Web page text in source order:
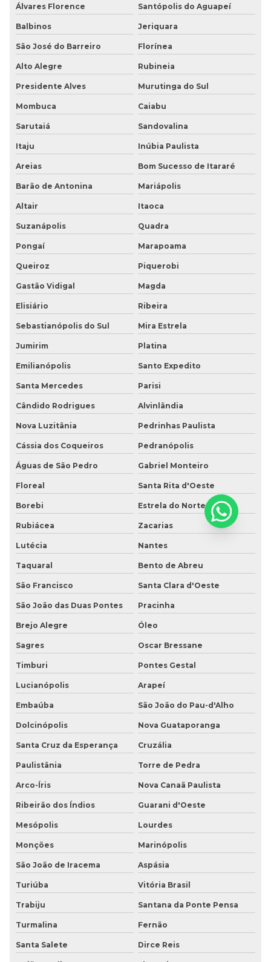
Álvares Florence Santópolis do Aguapeí
Balbinos Jeriquara
São José do Barreiro Florínea
Alto Alegre Rubineia
Presidente Alves Murutinga do Sul
Mombuca Caiabu
Sarutaiá Sandovalina
Itaju Inúbia Paulista
Areias Bom Sucesso de Itararé
Barão de Antonina Mariápolis
Altair Itaoca
Suzanápolis Quadra
Pongaí Marapoama
Queiroz Piquerobi
Gastão Vidigal Magda
Elisiário Ribeira
Sebastianópolis do Sul Mira Estrela
Jumirim Platina
Emilianópolis Santo Expedito
Santa Mercedes Parisi
Cândido Rodrigues Alvinlândia
Nova Luzitânia Pedrinhas Paulista
Cássia dos Coqueiros Pedranópolis
Águas de São Pedro Gabriel Monteiro
Floreal Santa Rita d'Oeste
Borebi Estrela do Norte
Rubiácea Zacarias
Lutécia Nantes
Taquaral Bento de Abreu
São Francisco Santa Clara d'Oeste
São João das Duas Pontes Pracinha
Brejo Alegre Óleo
Sagres Oscar Bressane
Timburi Pontes Gestal
Lucianópolis Arapeí
Embaúba São João do Pau-d'Alho
Dolcinópolis Nova Guataporanga
Santa Cruz da Esperança Cruzália
Paulistânia Torre de Pedra
Arco-Íris Nova Canaã Paulista
Ribeirão dos Índios Guarani d'Oeste
Mesópolis Lourdes
Monções Marinópolis
São João de Iracema Aspásia
Turiúba Vitória Brasil
Trabiju Santana da Ponte Pensa
Turmalina Fernão
Santa Salete Dirce Reis